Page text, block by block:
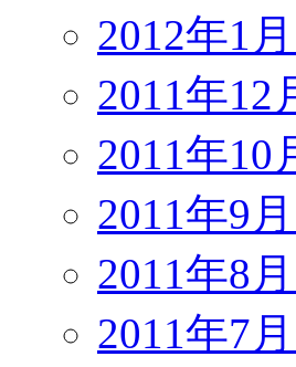
2012年1
2011年12
2011年10
2011年9
2011年8
2011年7